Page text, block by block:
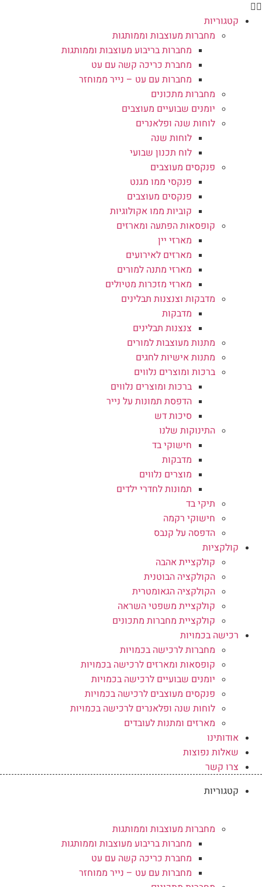
קטגוריות
מחברות מעוצבות וממותגות
מחברות בריבוע מעוצבות וממותגות
מחברת כריכה קשה עם עט
מחברות עם עט – נייר ממוחזר
מחברות מתכונים
יומנים שבועיים מעוצבים
לוחות שנה ופלאנרים
לוחות שנה
לוח תכנון שבועי
פנקסים מעוצבים
פנקסי ממו מגנט
פנקסים מעוצבים
קוביות ממו אקולוגיות
קופסאות הפתעה ומארזים
מארזי יין
מארזים לאירועים
מארזי מתנה למורים
מארזי מזכרות מטיולים
מדבקות וצנצנות תבלינים
מדבקות
צנצנות תבלינים
מתנות מעוצבות למורים
מתנות אישיות לחגים
ברכות ומוצרים נלווים
ברכות ומוצרים נלווים
הדפסת תמונות על נייר
סיכות דש
התינוקות שלנו
חישוקי בד
מדבקות
מוצרים נלווים
תמונות לחדרי ילדים
תיקי בד
חישוקי רקמה
הדפסה על קנבס
קולקציות
קולקציית אהבה
הקולקציה הבוטנית
הקולקציה הגאומטרית
קולקציית משפטי השראה
קולקציית מחברות מתכונים
רכישה בכמויות
מחברות לרכישה בכמויות
קופסאות ומארזים לרכישה בכמויות
יומנים שבועיים לרכישה בכמויות
פנקסים מעוצבים לרכישה בכמויות
לוחות שנה ופלאנרים לרכישה בכמויות
מארזים ומתנות לעובדים
אודותינו
שאלות נפוצות
צרו קשר
קטגוריות
מחברות מעוצבות וממותגות
מחברות בריבוע מעוצבות וממותגות
מחברת כריכה קשה עם עט
מחברות עם עט – נייר ממוחזר